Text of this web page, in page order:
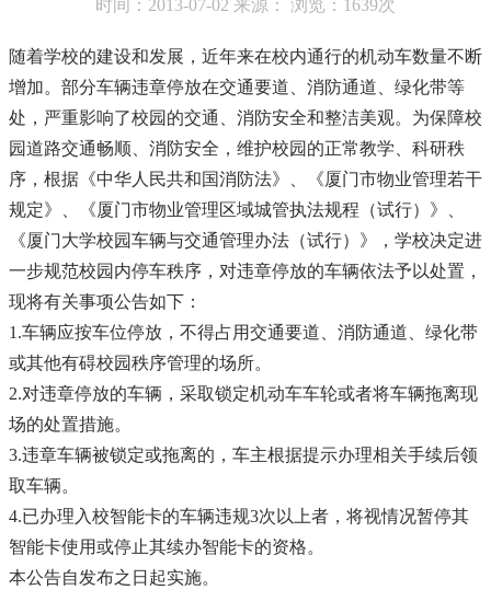
时间：2013-07-02 来源： 浏览： 1639次
随着学校的建设和发展，近年来在校内通行的机动车数量不断
增加。部分车辆违章停放在交通要道、消防通道、绿化带等
处，严重影响了校园的交通、消防安全和整洁美观。为保障校
园道路交通畅顺、消防安全，维护校园的正常教学、科研秩
序，根据《中华人民共和国消防法》、《厦门市物业管理若干
规定》、《厦门市物业管理区域城管执法规程（试行）》、
《厦门大学校园车辆与交通管理办法（试行）》，学校决定进
一步规范校园内停车秩序，对违章停放的车辆依法予以处置，
现将有关事项公告如下：
1.车辆应按车位停放，不得占用交通要道、消防通道、绿化带
或其他有碍校园秩序管理的场所。
2.对违章停放的车辆，采取锁定机动车车轮或者将车辆拖离现
场的处置措施。
3.违章车辆被锁定或拖离的，车主根据提示办理相关手续后领
取车辆。
4.已办理入校智能卡的车辆违规3次以上者，将视情况暂停其
智能卡使用或停止其续办智能卡的资格。
本公告自发布之日起实施。